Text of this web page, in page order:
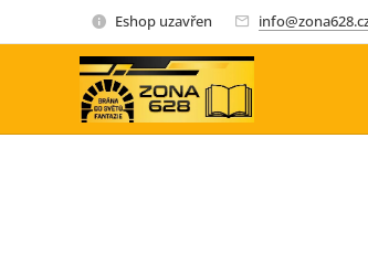
Eshop uzavřen